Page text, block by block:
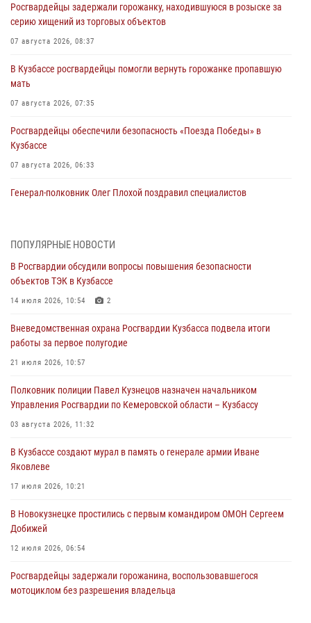
Росгвардейцы задержали горожанку, находившуюся в розыске за
серию хищений из торговых объектов
07 августа 2026, 08:37
В Кузбассе росгвардейцы помогли вернуть горожанке пропавшую
мать
07 августа 2026, 07:35
Росгвардейцы обеспечили безопасность «Поезда Победы» в
Кузбассе
07 августа 2026, 06:33
Генерал-полковник Олег Плохой поздравил специалистов
07 августа 2026, 05:32
С 1 сентября 2026 года вступает в силу новый федеральный закон о
частной охранной деятельности
06 августа 2026, 10:19
Росгвардейцы задержали предполагаемого виновника причинения
ножевого ранения кемеровчанину
06 августа 2026, 09:18
Росгвардейцы задержали мужчину, повредившего имущество
горожанки
06 августа 2026, 08:17
Росгвардейцы пресекли противоправные действия и защитили
новокузнечанку от агрессивного знакомого
06 августа 2026, 07:16
ПОПУЛЯРНЫЕ НОВОСТИ
В Росгвардии обсудили вопросы повышения безопасности
объектов ТЭК в Кузбассе
14 июля 2026, 10:54 2
Вневедомственная охрана Росгвардии Кузбасса подвела итоги
работы за первое полугодие
21 июля 2026, 10:57
Полковник полиции Павел Кузнецов назначен начальником
Управления Росгвардии по Кемеровской области – Кузбассу
03 августа 2026, 11:32
В Кузбассе создают мурал в память о генерале армии Иване
Яковлеве
17 июля 2026, 10:21
В Новокузнецке простились с первым командиром ОМОН Сергеем
Добижей
12 июля 2026, 06:54
Росгвардейцы задержали горожанина, воспользовавшегося
мотоциклом без разрешения владельца